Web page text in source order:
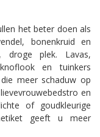
het beter doen als
bonenkruid en
droge plek. Lavas,
en tuinkers
meer schaduw op
en
of goudkleurige
geeft u meer